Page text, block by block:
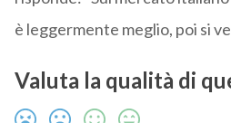
è leggermente meglio, poi si
Valuta la qualità di